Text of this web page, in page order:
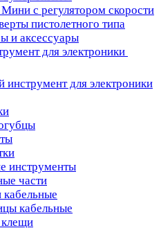
с регулятором скорости
пистолетного типа
и аксессуары
для электроники
инструмент для электроники
инструменты
части
кабельные